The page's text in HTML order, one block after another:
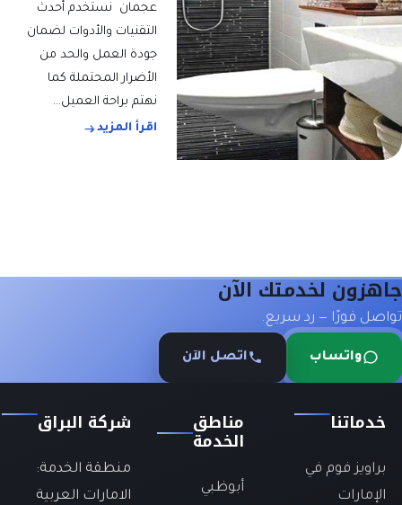
عجمان نستخدم أحدث
التقنيات والأدوات لضمان
جودة العمل والحد من
الأضرار المحتملة كما
نهتم براحة العميل…
اقرأ المزيد
جاهزون لخدمتك الآن
تواصل فورًا — رد سريع.
واتساب اتصل الآن
خدماتنا
براويز فوم في
الإمارات
مناطق
الخدمة
أبوظبي
شركة البراق
منطقة الخدمة:
الامارات العربية